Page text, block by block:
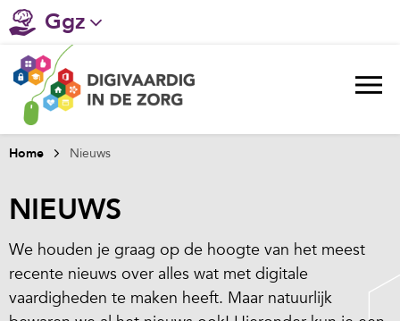
Ggz
Gehandicaptenzorg
Verpleeghuiszorg & Zorg thuis
Ziekenhuizen
Huisartsenzorg
Welzijn / sociaal werk
Home Nieuws
NIEUWS
We houden je graag op de hoogte van het meest
recente nieuws over alles wat met digitale
vaardigheden te maken heeft. Maar natuurlijk